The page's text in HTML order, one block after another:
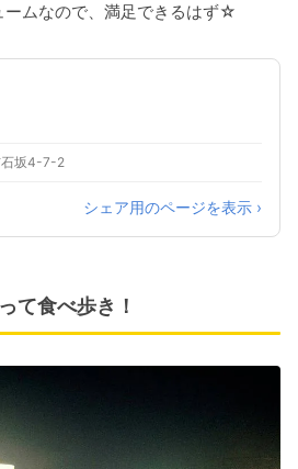
ームなので、満足できるはず☆
石坂4-7-2
シェア用のページを表示 ›
て食べ歩き！